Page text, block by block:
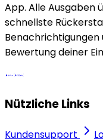
App. Alle Ausgaben
schnellste
Bewertung deiner
Nützliche Links
Kundensupport